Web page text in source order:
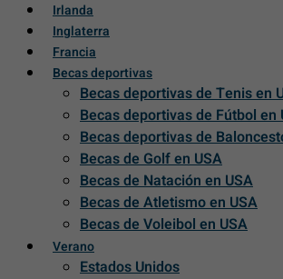
Irlanda
Inglaterra
Francia
Becas deportivas
Becas deportivas de Tenis en
Becas deportivas de Fútbol en
Becas deportivas de
Becas de Golf en USA
Becas de Natación en USA
Becas de Atletismo en USA
Becas de Voleibol en USA
Verano
Estados Unidos